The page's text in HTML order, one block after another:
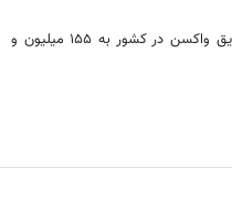
با احتساب این تعداد، مجموع نوبت‌های تزریق واکسن در کشور به ۱۵۵ میلیون و